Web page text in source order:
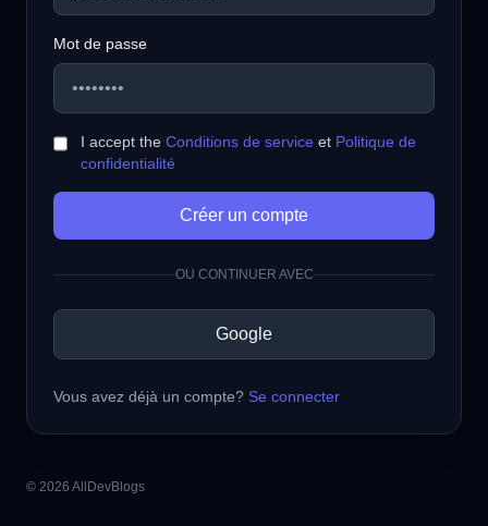
Mot de passe
I accept theConditions de service et Politique de
confidentialité
Créer un compte
OU CONTINUER AVEC
Google
Vous avez déjà un compte? Se connecter
© 2026 AllDevBlogs